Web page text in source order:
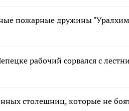
пожарные дружины
рабочий сорвался с
столешниц, которые не